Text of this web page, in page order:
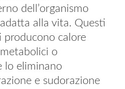
dell’organismo
alla vita. Questi
producono calore
o
lo eliminano
e sudorazione